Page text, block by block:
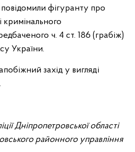
фігуранту про
кримінального
ч. 4 ст. 186 (грабіж)
України.
захід у вигляді
Дніпропетровської області
районного управління